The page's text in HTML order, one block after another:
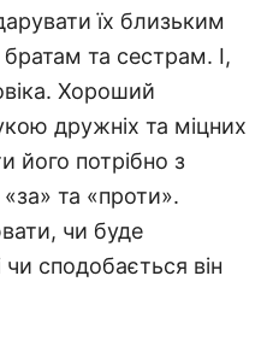
їх близьким
та сестрам. І,
Хороший
дружніх та міцних
його потрібно з
та «проти».
чи буде
сподобається він